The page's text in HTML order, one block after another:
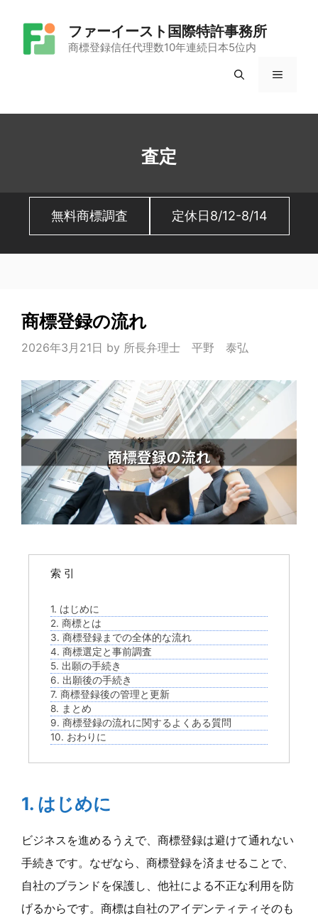
ッ
ファーイースト国際特許事務所
商標登録信任代理数10年連続日本5位内
メ
査定
無料商標調査 定休日8/12-8/14
商標登録の流れ
2026年3月21日 by 所長弁理士 平野 泰弘
索 引
1. はじめに
2. 商標とは
3. 商標登録までの全体的な流れ
4. 商標選定と事前調査
5. 出願の手続き
6. 出願後の手続き
7. 商標登録後の管理と更新
8. まとめ
9. 商標登録の流れに関するよくある質問
10. おわりに
1. はじめに
ビジネスを進めるうえで、商標登録は避けて通れない
手続きです。なぜなら、商標登録を済ませることで、
自社のブランドを保護し、他社による不正な利用を防
げるからです。商標は自社のアイデンティティそのも